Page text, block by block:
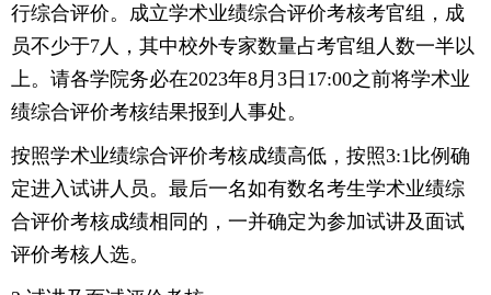
行综合评价。成立学术业绩综合评价考核考官组，成
员不少于7人，其中校外专家数量占考官组人数一半以
上。请各学院务必在2023年8月3日17:00之前将学术业
绩综合评价考核结果报到人事处。
按照学术业绩综合评价考核成绩高低，按照3:1比例确
定进入试讲人员。最后一名如有数名考生学术业绩综
合评价考核成绩相同的，一并确定为参加试讲及面试
评价考核人选。